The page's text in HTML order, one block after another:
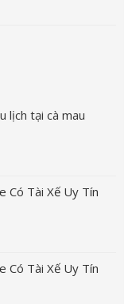
lịch tại cà mau
Có Tài Xế Uy Tín
Có Tài Xế Uy Tín